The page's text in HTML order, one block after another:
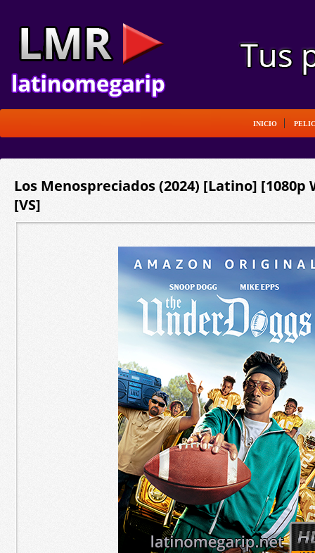
INICIO
Los Menospreciados (2024) [Latino] [1080p
[VS]